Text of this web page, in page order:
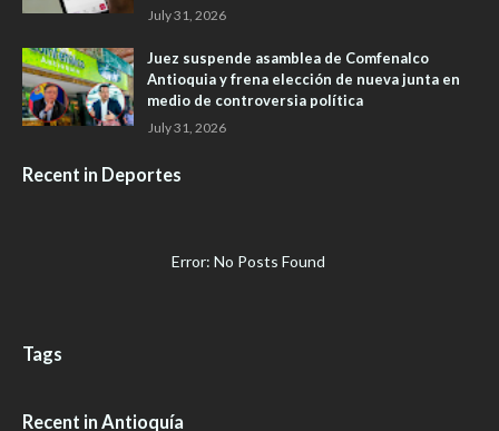
July 31, 2026
Juez suspende asamblea de Comfenalco
Antioquia y frena elección de nueva junta en
medio de controversia política
July 31, 2026
Recent in Deportes
Error: No Posts Found
Tags
Recent in Antioquía